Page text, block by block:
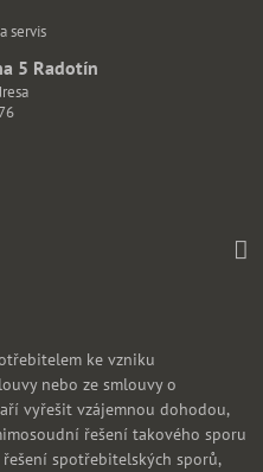
servis
5 Radotín
ke vzniku
nebo ze smlouvy o
vyřešit vzájemnou dohodou,
řešení takového sporu
spotřebitelských sporů,